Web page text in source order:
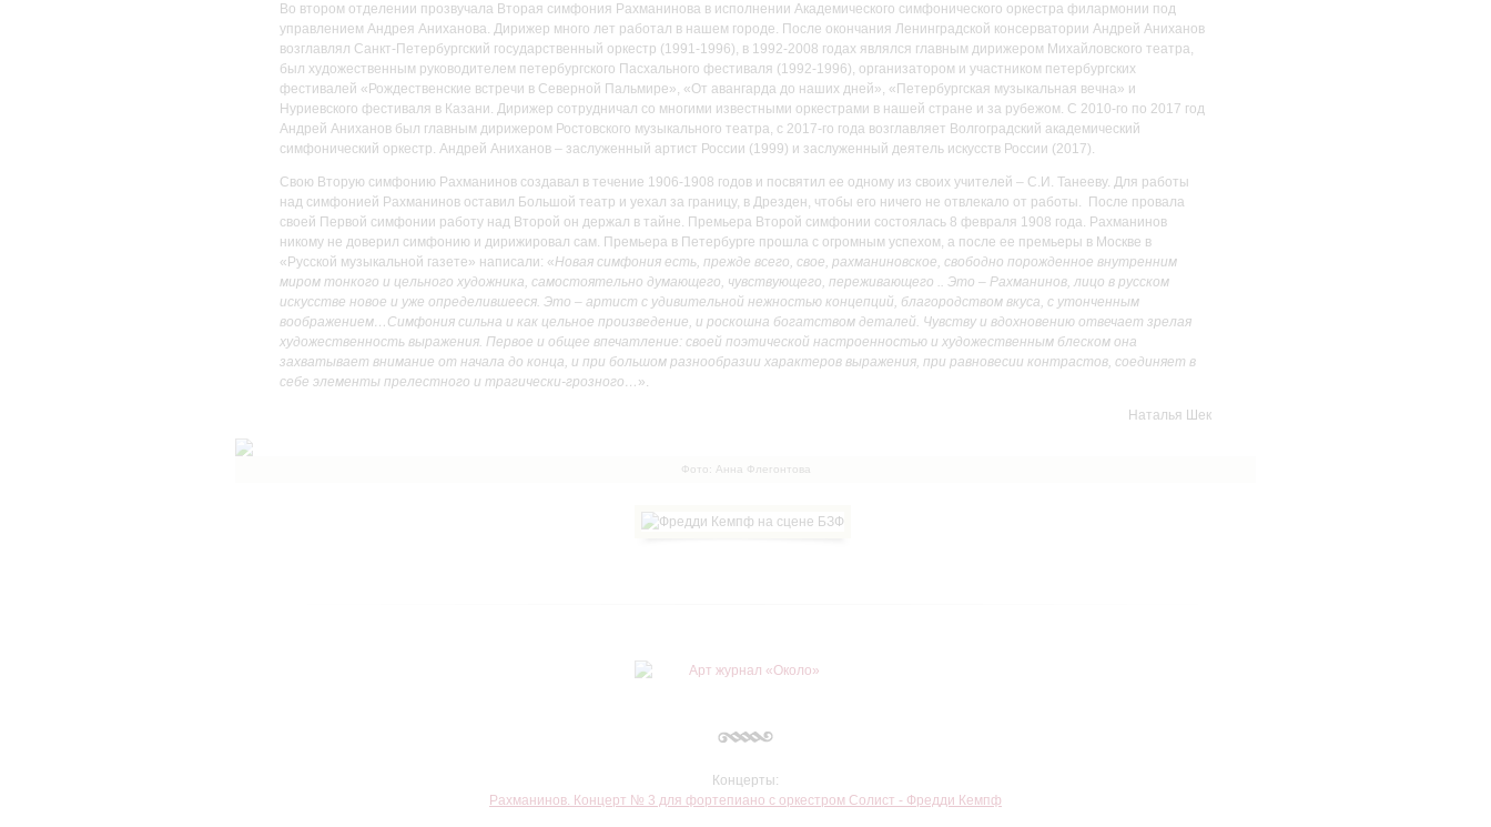
Во втором отделении прозвучала Вторая симфония Рахманинова в исполнении Академического симфонического оркестра филармонии под
управлением Андрея Аниханова. Дирижер много лет работал в нашем городе. После окончания Ленинградской консерватории Андрей Аниханов
возглавлял Санкт-Петербургский государственный оркестр (1991-1996), в 1992-2008 годах являлся главным дирижером Михайловского театра,
был художественным руководителем петербургского Пасхального фестиваля (1992-1996), организатором и участником петербургских
фестивалей «Рождественские встречи в Северной Пальмире», «От авангарда до наших дней», «Петербургская музыкальная вечна» и
Нуриевского фестиваля в Казани. Дирижер сотрудничал со многими известными оркестрами в нашей стране и за рубежом. С 2010-го по 2017 год
Андрей Аниханов был главным дирижером Ростовского музыкального театра, с 2017-го года возглавляет Волгоградский академический
симфонический оркестр. Андрей Аниханов – заслуженный артист России (1999) и заслуженный деятель искусств России (2017).
Свою Вторую симфонию Рахманинов создавал в течение 1906-1908 годов и посвятил ее одному из своих учителей – С.И. Танееву. Для работы
над симфонией Рахманинов оставил Большой театр и уехал за границу, в Дрезден, чтобы его ничего не отвлекало от работы. После провала
своей Первой симфонии работу над Второй он держал в тайне. Премьера Второй симфонии состоялась 8 февраля 1908 года. Рахманинов
никому не доверил симфонию и дирижировал сам. Премьера в Петербурге прошла с огромным успехом, а после ее премьеры в Москве в
«Русской музыкальной газете» написали: «Новая симфония есть, прежде всего, свое, рахманиновское, свободно порожденное внутренним
миром тонкого и цельного художника, самостоятельно думающего, чувствующего, переживающего .. Это – Рахманинов, лицо в русском
искусстве новое и уже определившееся. Это – артист с удивительной нежностью концепций, благородством вкуса, с утонченным
воображением…Симфония сильна и как цельное произведение, и роскошна богатством деталей. Чувству и вдохновению отвечает зрелая
художественность выражения. Первое и общее впечатление: своей поэтической настроенностью и художественным блеском она
захватывает внимание от начала до конца, и при большом разнообразии характеров выражения, при равновесии контрастов, соединяет в
себе элементы прелестного и трагически-грозного… ».
Наталья Шек
Фото: Анна Флегонтова
Концерты:
Рахманинов. Концерт № 3 для фортепиано с оркестром Солист - Фредди Кемпф